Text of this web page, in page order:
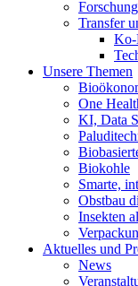
Transfer
Ko-
Unsere Themen
One
KI, Data
Biokohle
Smarte,
Obstbau
Insekten
Aktuelles und
News